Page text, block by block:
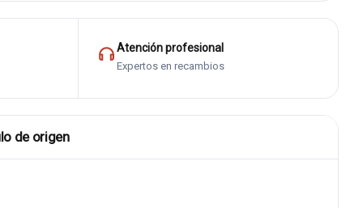
Atención profesional
Expertos en recambios
de origen